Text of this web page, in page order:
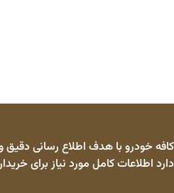
کافه خودرو با هدف اطلاع رسانی
دارد اطلاعات کامل مورد نیاز برای